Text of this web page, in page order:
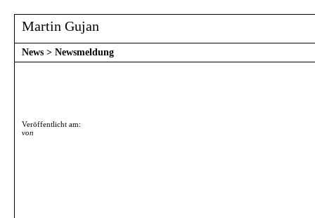
Martin Gujan
News > Newsmeldung
Veröffentlicht am:
von